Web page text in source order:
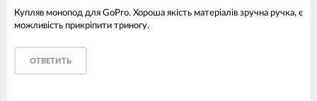
Купляв монопод для GoPro. Хороша якість матеріалів зручна ручка, є
можливість прикріпити триногу.
ОТВЕТИТЬ